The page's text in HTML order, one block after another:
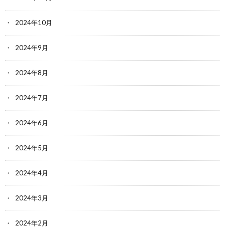
2024年10月
2024年9月
2024年8月
2024年7月
2024年6月
2024年5月
2024年4月
2024年3月
2024年2月